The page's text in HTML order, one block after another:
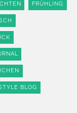
FRÜHLING
BLOG